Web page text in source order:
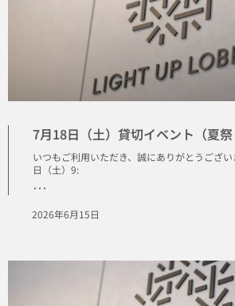
7月18日（土）貸切イベント（夏
いつもご利用いただき、誠にありがとうござ
日（土）9:
･･･
2026年6月15日